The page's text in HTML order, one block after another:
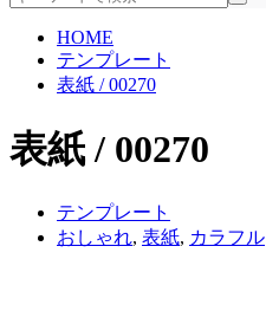
HOME
テンプレート
表紙 / 00270
表紙 / 00270
テンプレート
おしゃれ, 表紙, カラフル